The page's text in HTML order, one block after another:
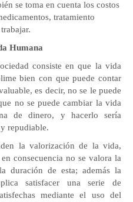
se toma en cuenta los costos
tratamiento
Humana
consiste en que la vida
bien con que puede contar
es decir, no se le puede
no se puede cambiar la vida
de dinero, y hacerlo sería
repudiable.
la valorización de la vida,
consecuencia no se valora la
duración de esta; además la
satisfacer una serie de
mediante el uso del